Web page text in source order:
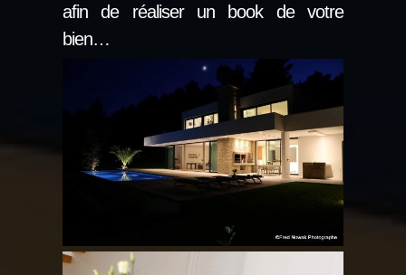
afin de réaliser un book de votre
bien…